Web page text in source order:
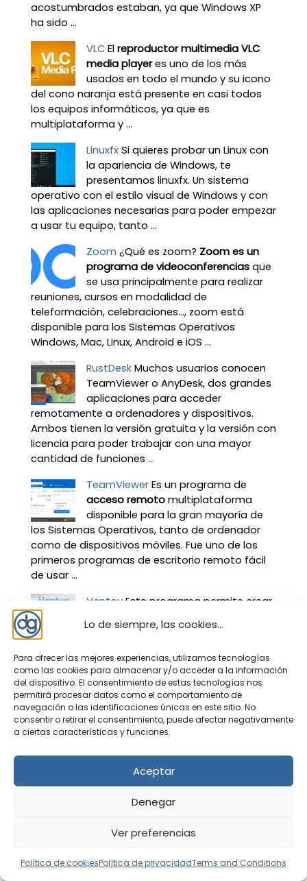
Lo de siempre, las cookies...
Para ofrecer las mejores experiencias, utilizamos tecnologías
como las cookies para almacenar y/o acceder a la información
del dispositivo. El consentimiento de estas tecnologías nos
permitirá procesar datos como el comportamiento de
navegación o las identificaciones únicas en este sitio. No
consentir o retirar el consentimiento, puede afectar negativamente
a ciertas características y funciones.
Aceptar
Denegar
Ver preferencias
Política de cookiesPolítica de privacidadTerms and Conditions
acostumbrados estaban, ya que Windows XP
ha sido ...
VLC El reproductor multimedia VLC
media playeres uno de los más
usados en todo el mundo y su icono
del cono naranja está presente en casi todos
los equipos informáticos, ya que es
multiplataforma y ...
Linuxfx Si quieres probar un Linux con
la apariencia de Windows, te
presentamos linuxfx. Un sistema
operativo con el estilo visual de Windows y con
las aplicaciones necesarias para poder empezar
a usar tu equipo, tanto ...
Zoom ¿Qué es zoom? Zoom es un
programa de videoconferenciasque
se usa principalmente para realizar
reuniones, cursos en modalidad de
teleformación, celebraciones…, zoom está
disponible para los Sistemas Operativos
Windows, Mac, Linux, Android e iOS ...
RustDesk Muchos usuarios conocen
TeamViewer o AnyDesk, dos grandes
aplicaciones para acceder
remotamente a ordenadores y dispositivos.
Ambos tienen la versión gratuita y la versión con
licencia para poder trabajar con una mayor
cantidad de funciones ...
TeamViewer Es un programa de
acceso remotomultiplataforma
disponible para la gran mayoría de
los Sistemas Operativos, tanto de ordenador
como de dispositivos móviles. Fue uno de los
primeros programas de escritorio remoto fácil
de usar ...
Ventoy Este programa permite crear
duro SSD/HDD con múltiples
tan solo tienes que instalarlo en tu Pendrive y
añadir las imágenes ISO en ...
TeamViewer El acceso remoto a
otros equipos tanto en el ámbito
particular como profesional se ha
remotamente para trabajar ...
Top 10 aplicaciones